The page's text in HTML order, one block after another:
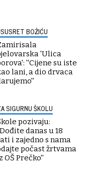
BOŽIĆU
'Ulica
''Cijene su iste
lani, a dio drvaca
SIGURNU ŠKOLU
pozivaju:
danas u 18
i zajedno s nama
počast žrtvama
OŠ Prečko''